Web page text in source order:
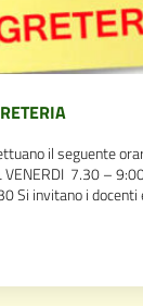
il seguente
VENERDI 7.30 –
Si invitano i